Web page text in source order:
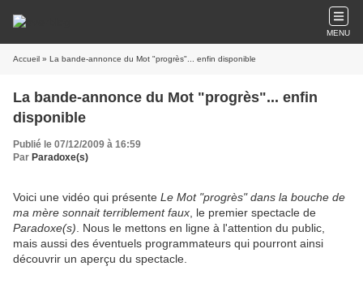
MENU
Accueil » La bande-annonce du Mot "progrès"... enfin disponible
La bande-annonce du Mot "progrès"... enfin
disponible
Publié le 07/12/2009 à 16:59
Par Paradoxe(s)
Voici une vidéo qui présente Le Mot "progrès" dans la bouche de
ma mère sonnait terriblement faux , le premier spectacle de
Paradoxe(s) . Nous le mettons en ligne à l'attention du public,
mais aussi des éventuels programmateurs qui pourront ainsi
découvrir un aperçu du spectacle.